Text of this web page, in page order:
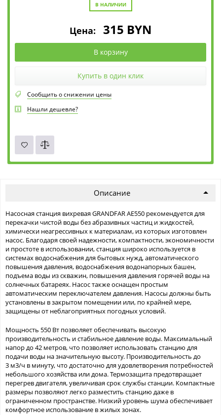
В НАЛИЧИИ
Цена: 315 BYN
В корзину
Купить в один клик
Сообщить о снижении цены
Нашли дешевле?
Описание
Насосная станция вихревая GRANDFAR AE550 рекомендуется для
перекачки чистой воды без абразивных частиц и жидкостей,
химически неагрессивных к материалам, из которых изготовлен
насос. Благодаря своей надежности, компактности, экономичности
и простоте в использовании, станция широко используется в
системах водоснабжения для бытовых нужд, автоматического
повышения давления, водоснабжения водонапорных башен,
подъема воды из скважин, повышения давления горячей воды на
солнечных батареях. Насос также оснащен простым
автоматическим переключателем давления. Насосы должны быть
установлены в закрытом помещении или, по крайней мере,
защищены от неблагоприятных погодных условий.
Мощность 550 Вт позволяет обеспечивать высокую
производительность и стабильное давление воды. Максимальный
напор до 42 метров, что позволяет использовать станцию для
подачи воды на значительную высоту. Производительность до
3 м3/ч в минуту, что достаточно для удовлетворения потребностей
небольшого хозяйства или дома. Термозащита предотвращает
перегрев двигателя, увеличивая срок службы станции. Компактные
размеры позволяют легко разместить станцию даже в
ограниченном пространстве. Низкий уровень шума обеспечивает
комфортное использование в жилых зонах.